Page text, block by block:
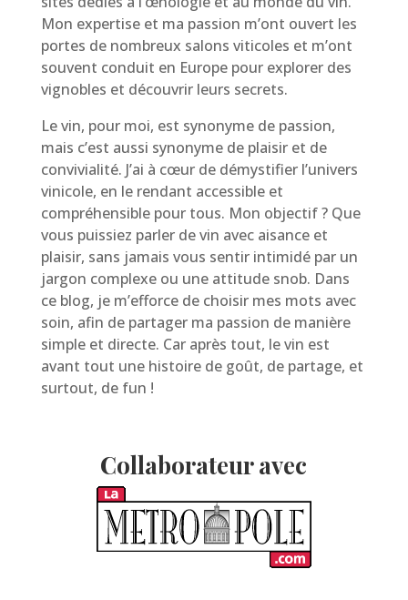
Mon expertise et ma passion m’ont ouvert les
portes de nombreux salons viticoles et m’ont
souvent conduit en Europe pour explorer des
vignobles et découvrir leurs secrets.
Le vin, pour moi, est synonyme de passion,
mais c’est aussi synonyme de plaisir et de
convivialité. J’ai à cœur de démystifier l’univers
vinicole, en le rendant accessible et
compréhensible pour tous. Mon objectif ? Que
vous puissiez parler de vin avec aisance et
plaisir, sans jamais vous sentir intimidé par un
jargon complexe ou une attitude snob. Dans
ce blog, je m’efforce de choisir mes mots avec
soin, afin de partager ma passion de manière
simple et directe. Car après tout, le vin est
avant tout une histoire de goût, de partage, et
surtout, de fun !
Collaborateur avec